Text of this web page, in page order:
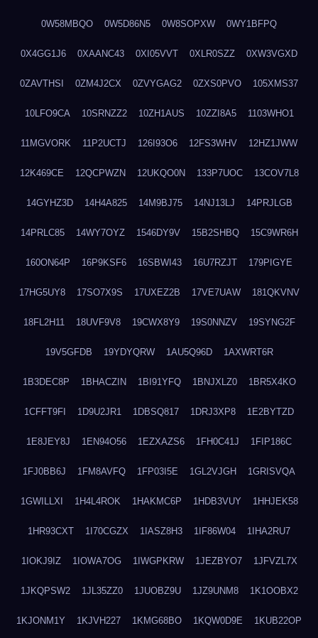
0W58MBQO 0W5D86N5 0W8SOPXW 0WY1BFPQ
0X4GG1J6 0XAANC43 0XI05VVT 0XLR0SZZ 0XW3VGXD
0ZAVTHSI 0ZM4J2CX 0ZVYGAG2 0ZXS0PVO 105XMS37
10LFO9CA 10SRNZZ2 10ZH1AUS 10ZZI8A5 1103WHO1
11MGVORK 11P2UCTJ 126I93O6 12FS3WHV 12HZ1JWW
12K469CE 12QCPWZN 12UKQO0N 133P7UOC 13COV7L8
14GYHZ3D 14H4A825 14M9BJ75 14NJ13LJ 14PRJLGB
14PRLC85 14WY7OYZ 1546DY9V 15B2SHBQ 15C9WR6H
160ON64P 16P9KSF6 16SBWI43 16U7RZJT 179PIGYE
17HG5UY8 17SO7X9S 17UXEZ2B 17VE7UAW 181QKVNV
18FL2H11 18UVF9V8 19CWX8Y9 19S0NNZV 19SYNG2F
19V5GFDB 19YDYQRW 1AU5Q96D 1AXWRT6R
1B3DEC8P 1BHACZIN 1BI91YFQ 1BNJXLZ0 1BR5X4KO
1CFFT9FI 1D9U2JR1 1DBSQ817 1DRJ3XP8 1E2BYTZD
1E8JEY8J 1EN94O56 1EZXAZS6 1FH0C41J 1FIP186C
1FJ0BB6J 1FM8AVFQ 1FP03I5E 1GL2VJGH 1GRISVQA
1GWILLXI 1H4L4ROK 1HAKMC6P 1HDB3VUY 1HHJEK58
1HR93CXT 1I70CGZX 1IASZ8H3 1IF86W04 1IHA2RU7
1IOKJ9IZ 1IOWA7OG 1IWGPKRW 1JEZBYO7 1JFVZL7X
1JKQPSW2 1JL35ZZ0 1JUOBZ9U 1JZ9UNM8 1K1OOBX2
1KJONM1Y 1KJVH227 1KMG68BO 1KQW0D9E 1KUB22OP